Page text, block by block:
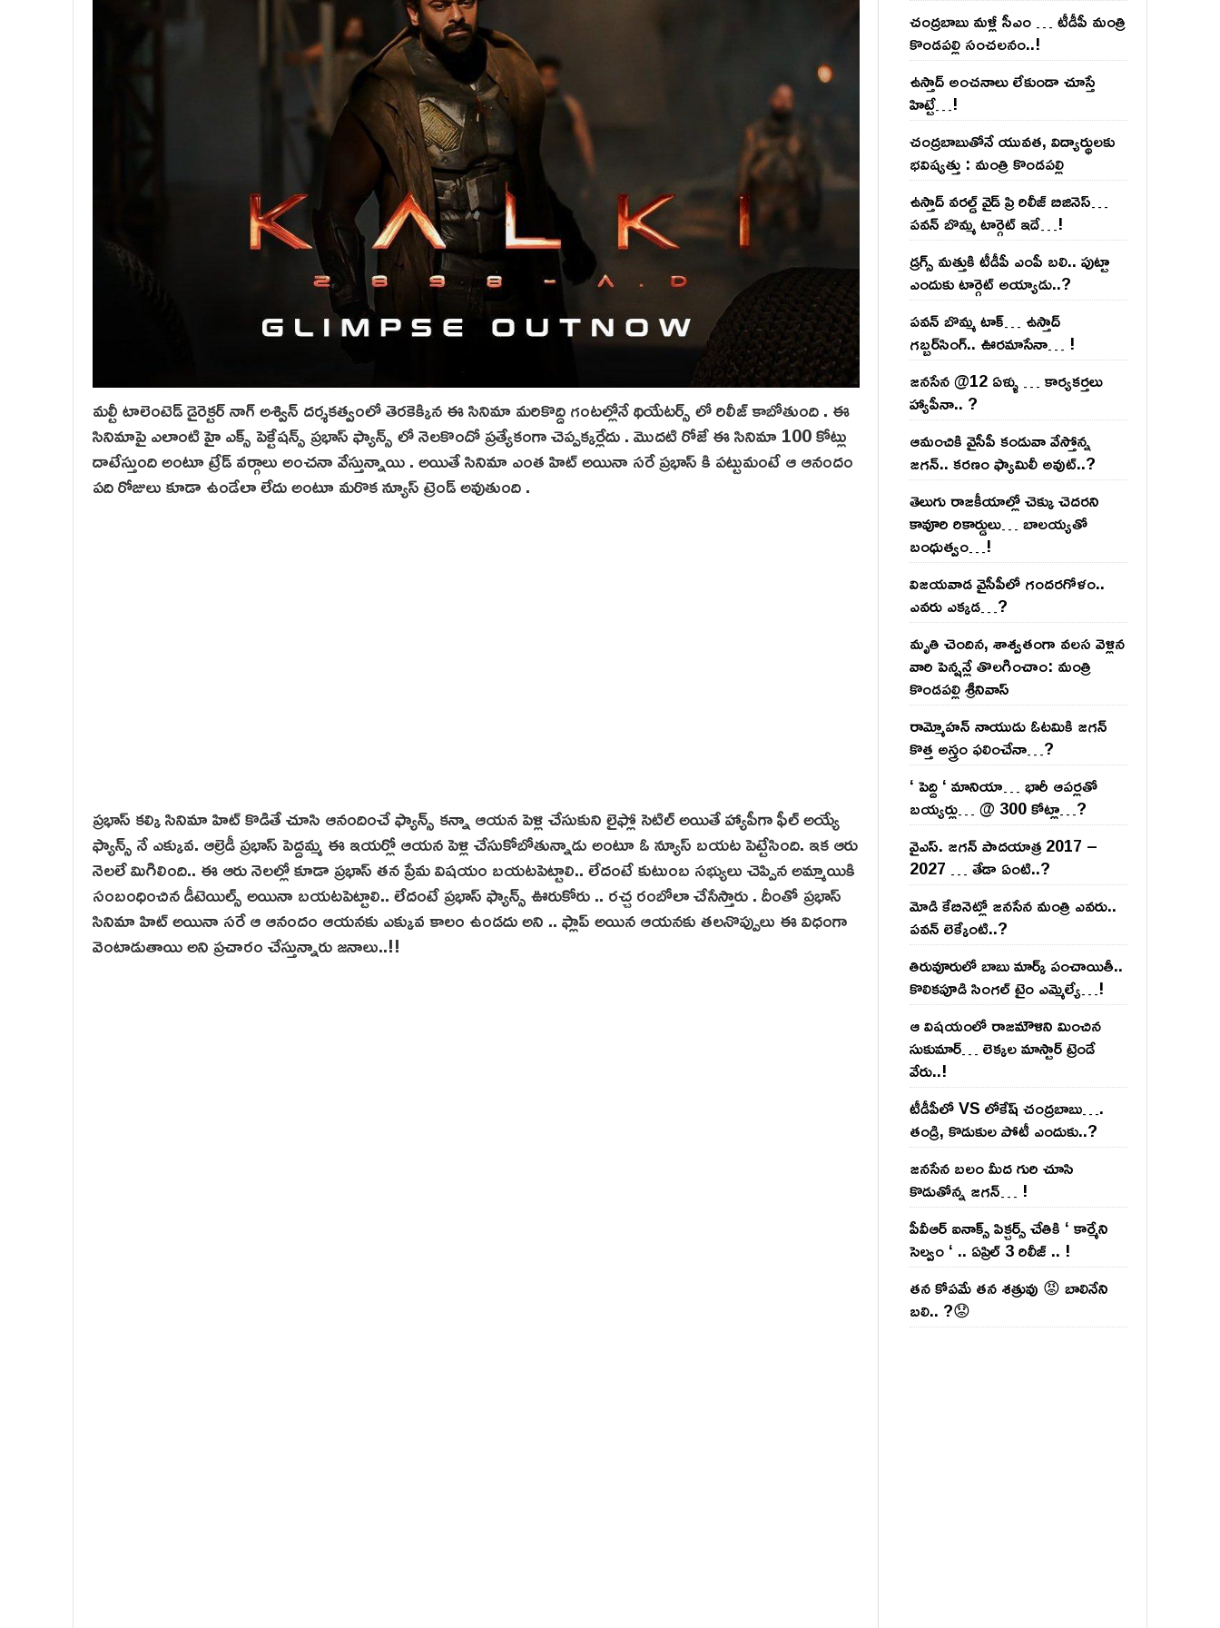
మల్టీ టాలెంటెడ్ డైరెక్టర్ నాగ్ అశ్విన్ దర్శకత్వంలో తెరకెక్కిన ఈ సినిమా మరికొద్ది గంటల్లోనే థియేటర్స్ లో రిలీజ్ కాబోతుంది . ఈ
సినిమాపై ఎలాంటి హై ఎక్స్ పెక్టేషన్స్ ప్రభాస్ ఫ్యాన్స్ లో నెలకొందో ప్రత్యేకంగా చెప్పక్కర్లేదు . మొదటి రోజే ఈ సినిమా 100 కోట్లు
దాటేస్తుంది అంటూ ట్రేడ్ వర్గాలు అంచనా వేస్తున్నాయి . అయితే సినిమా ఎంత హిట్ అయినా సరే ప్రభాస్ కి పట్టుమంటే ఆ ఆనందం
పది రోజులు కూడా ఉండేలా లేదు అంటూ మరొక న్యూస్ ట్రెండ్ అవుతుంది .
ప్రభాస్ కల్కి సినిమా హిట్ కొడితే చూసి ఆనందించే ఫ్యాన్స్ కన్నా ఆయన పెళ్లి చేసుకుని లైఫ్లో సెటిల్ అయితే హ్యాపీగా ఫీల్ అయ్యే
ఫ్యాన్స్ నే ఎక్కువ. ఆల్రెడీ ప్రభాస్ పెద్దమ్మ ఈ ఇయర్లో ఆయన పెళ్లి చేసుకోబోతున్నాడు అంటూ ఓ న్యూస్ బయట పెట్టేసింది. ఇక ఆరు
నెలలే మిగిలింది.. ఈ ఆరు నెలల్లో కూడా ప్రభాస్ తన ప్రేమ విషయం బయటపెట్టాలి.. లేదంటే కుటుంబ సభ్యులు చెప్పిన అమ్మాయికి
సంబంధించిన డీటెయిల్స్ అయినా బయటపెట్టాలి.. లేదంటే ప్రభాస్ ఫ్యాన్స్ ఊరుకోరు .. రచ్చ రంబోలా చేసేస్తారు . దీంతో ప్రభాస్
సినిమా హిట్ అయినా సరే ఆ ఆనందం ఆయనకు ఎక్కువ కాలం ఉండదు అని .. ఫ్లాప్ అయిన ఆయనకు తలనొప్పులు ఈ విధంగా
వెంటాడుతాయి అని ప్రచారం చేస్తున్నారు జనాలు..!!
చంద్ర‌బాబు మ‌ళ్లీ సీఎం … టీడీపీ మంత్రి
కొండ‌ప‌ల్లి సంచ‌ల‌నం..!
ఉస్తాద్ అంచ‌నాలు లేకుండా చూస్తే
హిట్టే…!
చంద్ర‌బాబుతోనే యువ‌త‌, విద్యార్థుల‌కు
భ‌విష్య‌త్తు : మంత్రి కొండ‌ప‌ల్లి
ఉస్తాద్ వ‌ర‌ల్డ్ వైడ్ ప్రి రిలీజ్ బిజినెస్‌…
ప‌వ‌న్ బొమ్మ టార్గెట్ ఇదే…!
డ్రగ్స్ మత్తుకి టీడీపీ ఎంపీ బలి.. పుట్టా
ఎందుకు టార్గెట్ అయ్యాడు..?
ప‌వ‌న్ బొమ్మ టాక్‌… ఉస్తాద్
గ‌బ్బ‌ర్‌సింగ్‌.. ఊర‌మాసేనా… !
జనసేన @12 ఏళ్ళు … కార్యకర్తలు
హ్యాపీనా.. ?
ఆమంచికి వైసీపీ కండువా వేస్తోన్న
జ‌గ‌న్‌.. క‌ర‌ణం ఫ్యామిలీ అవుట్‌..?
తెలుగు రాజ‌కీయాల్లో చెక్కు చెద‌ర‌ని
కావూరి రికార్డులు… బాల‌య్యతో
బంధుత్వం…!
విజ‌య‌వాడ వైసీపీలో గంద‌ర‌గోళం..
ఎవ‌రు ఎక్క‌డ‌…?
మృతి చెందిన, శాశ్వతంగా వలస వెళ్లిన
వారి పెన్ష‌న్లే తొల‌గించాం: మంత్రి
కొండపల్లి శ్రీనివాస్
రామ్మోహ‌న్ నాయుడు ఓట‌మికి జ‌గ‌న్
కొత్త అస్త్రం ఫ‌లించేనా…?
‘ పెద్ది ‘ మానియా… భారీ ఆప‌ర్ల‌తో
బ‌య్య‌ర్లు… @ 300 కోట్లా…?
వైఎస్‌. జ‌గ‌న్ పాద‌యాత్ర 2017 –
2027 … తేడా ఏంటి..?
మోడి కేబినెట్లో జ‌నసేన మంత్రి ఎవ‌రు..
ప‌వ‌న్ లెక్కేంటి..?
తిరువూరులో బాబు మార్క్ పంచాయితీ..
కొలిక‌పూడి సింగ‌ల్ టైం ఎమ్మెల్యే…!
ఆ విష‌యంలో రాజ‌మౌళిని మించిన
సుకుమార్‌… లెక్క‌ల మాస్టార్ ట్రెండే
వేరు..!
టీడీపీలో VS లోకేష్ చంద్ర‌బాబు….
తండ్రి, కొడుకుల పోటీ ఎందుకు..?
జ‌న‌సేన బ‌లం మీద గురి చూసి
కొడుతోన్న జ‌గ‌న్‌… !
పీవీఆర్ ఐనాక్స్ పిక్చర్స్ చేతికి ‘ కార్మేని
సెల్వం ‘ .. ఏప్రిల్ 3 రిలీజ్ .. !
తన కోపమే తన శత్రువు 😡 బాలినేని
బలి.. ?😟